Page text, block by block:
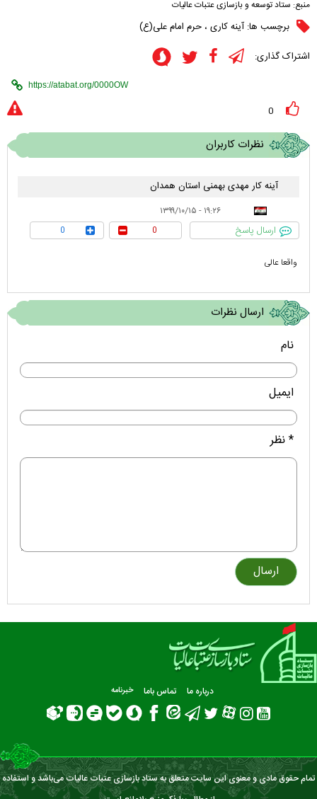
منبع: ستاد توسعه و بازسازی عتبات عالیات
برچسب ها: آینه کاری ، حرم امام علی(ع)
اشتراک گذاری:
0
نظرات کاربران
آینه کار مهدی بهمنی استان همدان
۱۹:۲۶ - ۱۳۹۹/۱۰/۱۵
ارسال پاسخ 0
0
واقعا عالی
ارسال نظرات
نام
ایمیل
* نظر
درباره ما تماس باما خبرنامه
تمام حقوق مادی و معنوی این سایت متعلق به ستاد بازسازی عتبات عالیات می‌باشد و استفاده